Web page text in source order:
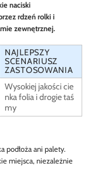
naciski
rdzeń rolki i
zewnętrznej.
NAJLEPSZY
SCENARIUSZ
ZASTOSOWANIA
Wysokiej jakości cie
nka folia i drogie taś
my
podłoża ani palety.
miejsca, niezależnie